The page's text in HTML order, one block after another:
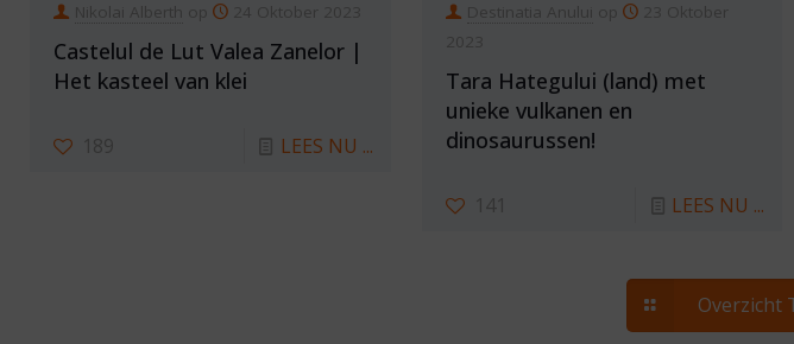
Nikolai Alberth op 24 Oktober 2023
Castelul de Lut Valea Zanelor |
Het kasteel van klei
189 LEES NU ...
Destinatia Anului op
23 Oktober
2023
Tara Hategului (land) met
unieke vulkanen en
dinosaurussen!
141 LEES NU ...
Overzicht